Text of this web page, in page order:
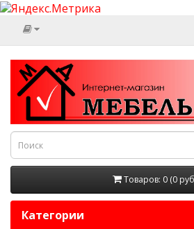
Товаров: 0 (0
Категории